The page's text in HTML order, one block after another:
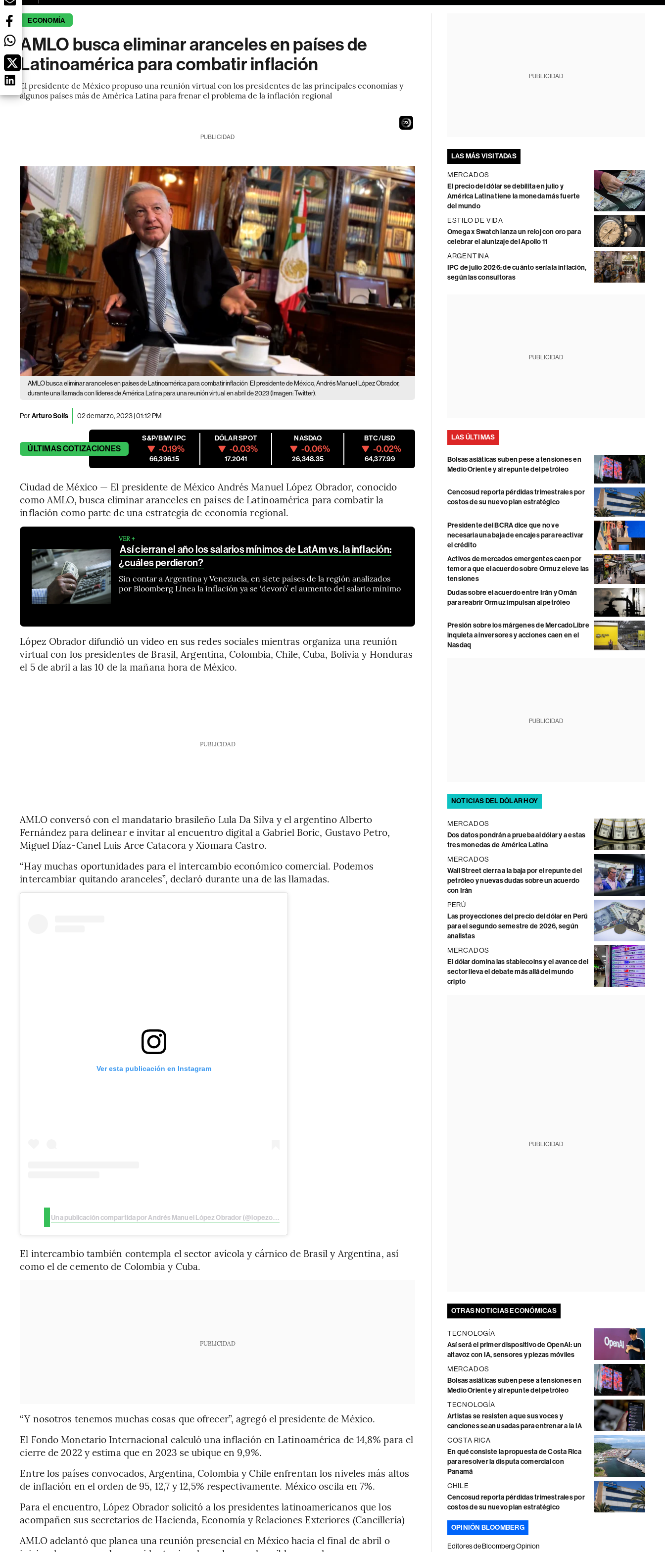
ECONOMÍA
AMLO busca eliminar aranceles en países de
Latinoamérica para combatir inflación
El presidente de México propuso una reunión virtual con los presidentes de las principales economías y
algunos países más de América Latina para frenar el problema de la inflación regional
21
PUBLICIDAD
AMLO busca eliminar aranceles en países de Latinoamérica para combatir inflación El presidente de México, Andrés Manuel López Obrador,
durante una llamada con líderes de América Latina para una reunión virtual en abril de 2023 (Imagen: Twitter).
PorArturo Solís 02 de marzo, 2023 | 01:12 PM
ÚLTIMASCOTIZACIONES
S&P/BMV IPC
-0.19%
66,396.15
DÓLAR SPOT
-0.03%
17.2041
NASDAQ
-0.06%
26,348.35
BTC/USD
-0.02%
64,377.99
Ciudad de México — El presidente de México Andrés Manuel López Obrador, conocido
como AMLO, busca eliminar aranceles en países de Latinoamérica para combatir la
inflación como parte de una estrategia de economía regional.
VER +
Así cierran el año los salarios mínimos de LatAm vs. la inflación:
¿cuáles perdieron?
Sin contar a Argentina y Venezuela, en siete países de la región analizados
por Bloomberg Línea la inflación ya se ‘devoró’ el aumento del salario mínimo
López Obrador difundió un video en sus redes sociales mientras organiza una reunión
virtual con los presidentes de Brasil, Argentina, Colombia, Chile, Cuba, Bolivia y Honduras
el 5 de abril a las 10 de la mañana hora de México.
PUBLICIDAD
AMLO conversó con el mandatario brasileño Lula Da Silva y el argentino Alberto
Fernández para delinear e invitar al encuentro digital a Gabriel Boric, Gustavo Petro,
Miguel Díaz-Canel Luis Arce Catacora y Xiomara Castro.
“Hay muchas oportunidades para el intercambio económico comercial. Podemos
intercambiar quitando aranceles”, declaró durante una de las llamadas.
Ver esta publicación en Instagram
Una publicación compartida por Andrés Manuel López Obrador (@lopezobrador)
El intercambio también contempla el sector avícola y cárnico de Brasil y Argentina, así
como el de cemento de Colombia y Cuba.
PUBLICIDAD
“Y nosotros tenemos muchas cosas que ofrecer”, agregó el presidente de México.
El Fondo Monetario Internacional calculó una inflación en Latinoamérica de 14,8% para el
cierre de 2022 y estima que en 2023 se ubique en 9,9%.
Entre los países convocados, Argentina, Colombia y Chile enfrentan los niveles más altos
de inflación en el orden de 95, 12,7 y 12,5% respectivamente. México oscila en 7%.
Para el encuentro, López Obrador solicitó a los presidentes latinoamericanos que los
acompañen sus secretarios de Hacienda, Economía y Relaciones Exteriores (Cancillería)
AMLO adelantó que planea una reunión presencial en México hacia el final de abril o
PUBLICIDAD
LAS MÁS VISITADAS
MERCADOS
El precio del dólar se debilita en julio y
América Latina tiene la moneda más fuerte
del mundo
ESTILO DE VIDA
Omega x Swatch lanza un reloj con oro para
celebrar el alunizaje del Apollo 11
ARGENTINA
IPC de julio 2026: de cuánto sería la inflación,
según las consultoras
PUBLICIDAD
LAS ÚLTIMAS
Bolsas asiáticas suben pese a tensiones en
Medio Oriente y al repunte del petróleo
Cencosud reporta pérdidas trimestrales por
costos de su nuevo plan estratégico
Presidente del BCRA dice que no ve
necesaria una baja de encajes para reactivar
el crédito
Activos de mercados emergentes caen por
temor a que el acuerdo sobre Ormuz eleve las
tensiones
Dudas sobre el acuerdo entre Irán y Omán
para reabrir Ormuz impulsan al petróleo
Presión sobre los márgenes de MercadoLibre
inquieta a inversores y acciones caen en el
Nasdaq
PUBLICIDAD
NOTICIAS DEL DÓLAR HOY
MERCADOS
Dos datos pondrán a prueba al dólar y a estas
tres monedas de América Latina
MERCADOS
Wall Street cierra a la baja por el repunte del
petróleo y nuevas dudas sobre un acuerdo
con Irán
PERÚ
Las proyecciones del precio del dólar en Perú
para el segundo semestre de 2026, según
analistas
MERCADOS
El dólar domina las stablecoins y el avance del
sector lleva el debate más allá del mundo
cripto
PUBLICIDAD
OTRAS NOTICIAS ECONÓMICAS
TECNOLOGÍA
Así será el primer dispositivo de OpenAI: un
altavoz con IA, sensores y piezas móviles
MERCADOS
Bolsas asiáticas suben pese a tensiones en
Medio Oriente y al repunte del petróleo
TECNOLOGÍA
Artistas se resisten a que sus voces y
canciones sean usadas para entrenar a la IA
COSTA RICA
En qué consiste la propuesta de Costa Rica
para resolver la disputa comercial con
Panamá
CHILE
Cencosud reporta pérdidas trimestrales por
costos de su nuevo plan estratégico
OPINIÓN BLOOMBERG
Editores de Bloomberg Opinion